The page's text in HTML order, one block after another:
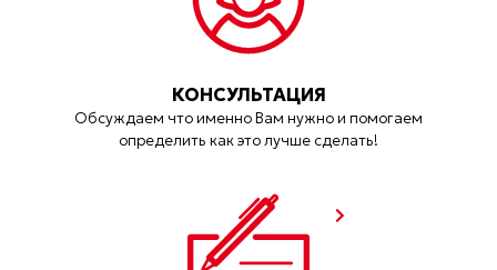
КОНСУЛЬТАЦИЯ
Обсуждаем что именно Вам нужно и помогаем
определить как это лучше сделать!